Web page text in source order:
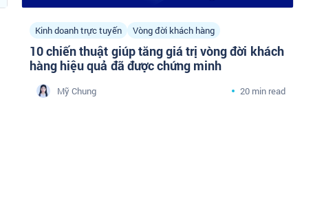
Kinh doanh trực tuyến Vòng đời khách hàng
10 chiến thuật giúp tăng giá trị vòng đời khách
hàng hiệu quả đã được chứng minh
Mỹ Chung 20 min read